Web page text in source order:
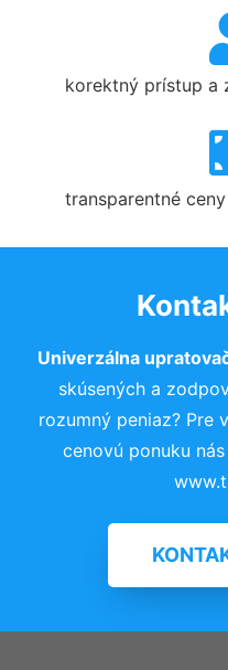
korektný prístup a
transparentné
Univerzálna
skúsených a
rozumný peniaz? Pre
cenovú ponuku